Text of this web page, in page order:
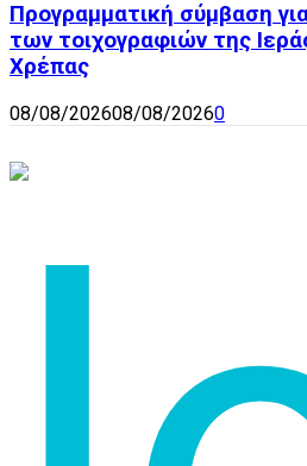
Προγραμματική σύμβαση
των τοιχογραφιών της
Χρέπας
08/08/202608/08/20260